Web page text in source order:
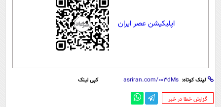
اپلیکیشن عصر ایران
لینک کوتاه: کپی لینک
‌گزارش خطا در خبر